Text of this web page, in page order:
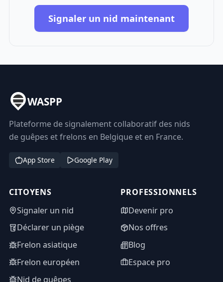
Signaler un nid maintenant
WASPP
Plateforme de signalement collaboratif des nids
de guêpes et frelons en Belgique et en France.
App Store Google Play
CITOYENS
Signaler un nid
Déclarer un piège
Frelon asiatique
Frelon européen
Nid de guêpes
PROFESSIONNELS
Devenir pro
Nos offres
Blog
Espace pro